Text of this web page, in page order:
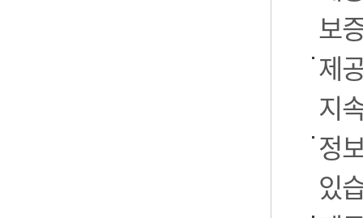
보
제
지
정
있